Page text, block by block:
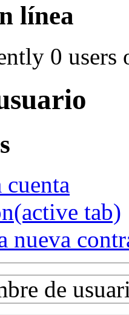
línea
0 users
cuenta
(active tab)
nueva
de